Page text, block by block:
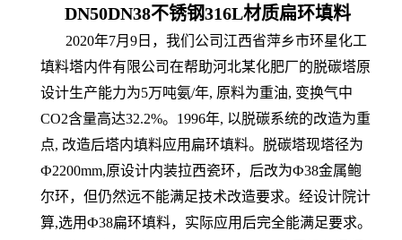
DN50DN38不锈钢316L材质扁环填料
2020年7月9日，我们公司江西省萍乡市环星化工
填料塔内件有限公司在帮助河北某化肥厂的脱碳塔原
设计生产能力为5万吨氨/年, 原料为重油, 变换气中
CO2含量高达32.2%。1996年, 以脱碳系统的改造为重
点, 改造后塔内填料应用扁环填料。脱碳塔现塔径为
Ф2200mm,原设计内装拉西瓷环，后改为Ф38金属鲍
尔环，但仍然远不能满足技术改造要求。经设计院计
算,选用Ф38扁环填料，实际应用后完全能满足要求。